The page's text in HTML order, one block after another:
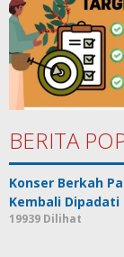
BERITA
Konser Berkah
Kembali Dipadati
19939 Dilihat